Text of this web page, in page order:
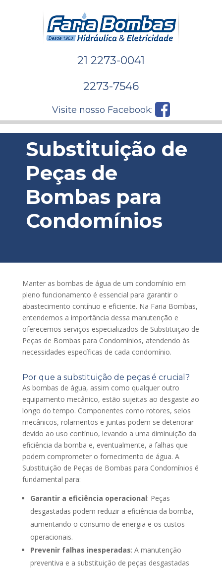
21 2273-0041
2273-7546
Visite nosso Facebook:
Substituição de
Peças de
Bombas para
Condomínios
Manter as bombas de água de um condomínio em
pleno funcionamento é essencial para garantir o
abastecimento contínuo e eficiente. Na Faria Bombas,
entendemos a importância dessa manutenção e
oferecemos serviços especializados de Substituição de
Peças de Bombas para Condomínios, atendendo às
necessidades específicas de cada condomínio.
Por que a substituição de peças é crucial?
As bombas de água, assim como qualquer outro
equipamento mecânico, estão sujeitas ao desgaste ao
longo do tempo. Componentes como rotores, selos
mecânicos, rolamentos e juntas podem se deteriorar
devido ao uso contínuo, levando a uma diminuição da
eficiência da bomba e, eventualmente, a falhas que
podem comprometer o fornecimento de água. A
Substituição de Peças de Bombas para Condomínios é
fundamental para:
Garantir a eficiência operacional: Peças
desgastadas podem reduzir a eficiência da bomba,
aumentando o consumo de energia e os custos
operacionais.
Prevenir falhas inesperadas: A manutenção
preventiva e a substituição de peças desgastadas